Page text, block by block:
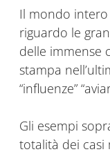
Il mondo
riguardo le
delle immense
stampa
“influenze”
Gli esempi
totalità dei casi